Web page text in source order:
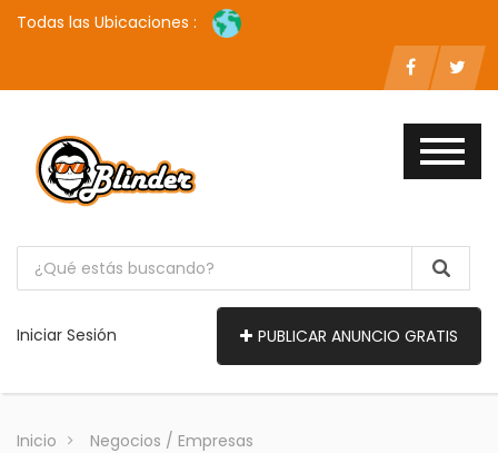
Todas las Ubicaciones :
Iniciar Sesión PUBLICAR ANUNCIO GRATIS
Inicio Negocios / Empresas